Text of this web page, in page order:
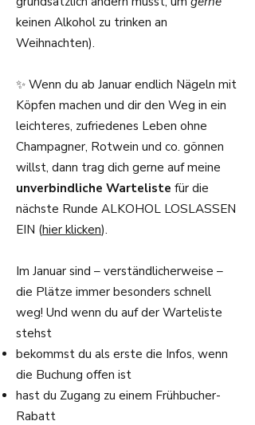
keinen Alkohol zu trinken an
Weihnachten).
✨ Wenn du ab Januar endlich Nägeln mit
Köpfen machen und dir den Weg in ein
leichteres, zufriedenes Leben ohne
Champagner, Rotwein und co. gönnen
willst, dann trag dich gerne auf meine
unverbindliche Warteliste für die
nächste Runde ALKOHOL LOSLASSEN
EIN (hier klicken).
Im Januar sind – verständlicherweise –
die Plätze immer besonders schnell
weg! Und wenn du auf der Warteliste
stehst
bekommst du als erste die Infos, wenn
die Buchung offen ist
hast du Zugang zu einem Frühbucher-
Rabatt